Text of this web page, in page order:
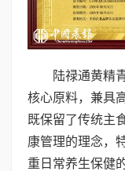
陆禄通黄精
核心原料，兼具
既保留了传统主
康管理的理念，
重日常养生保健